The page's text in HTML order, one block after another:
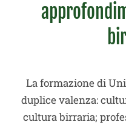
La formazione di
duplice valenza:
cultura birraria;